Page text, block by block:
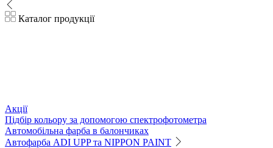
Каталог продукції
Акції
Підбір кольору за допомогою спектрофотометра
Автомобільна фарба в балончиках
Автофарба ADI UPP та NIPPON PAINT